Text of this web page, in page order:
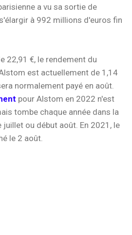
a vu sa sortie de
à 992 millions d'euros fin
22,91 €, le rendement du
est actuellement de 1,14
normalement payé en août.
pour Alstom en 2022 n'est
tombe chaque année dans la
ou début août. En 2021, le
le 2 août.